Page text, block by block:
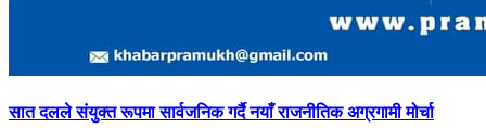
सातदलले संयुक्त रूपमा सार्वजनिक गर्दै नयाँ राजनीतिक अग्रगामी मोर्चा